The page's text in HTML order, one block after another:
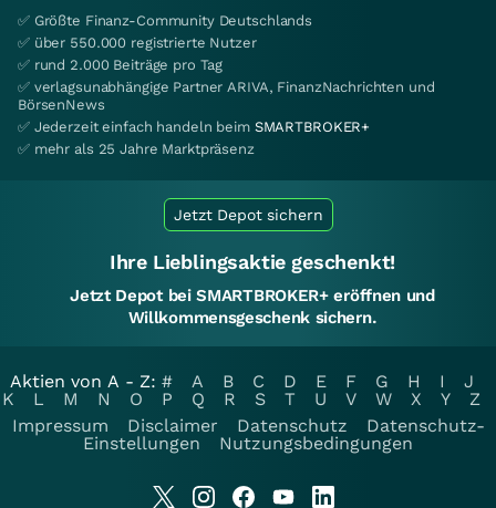
✅ Größte Finanz-Community Deutschlands
✅ über 550.000 registrierte Nutzer
✅ rund 2.000 Beiträge pro Tag
✅ verlagsunabhängige Partner ARIVA, FinanzNachrichten und
BörsenNews
✅ Jederzeit einfach handeln beim SMARTBROKER+
✅ mehr als 25 Jahre Marktpräsenz
Jetzt Depot sichern
Ihre Lieblingsaktie geschenkt!
Jetzt Depot bei SMARTBROKER+ eröffnen und
Willkommensgeschenk sichern.
Aktien von A - Z: # A B C D E F G H I
J
K
L M N O P Q R S T U V W X Y
Z
Impressum
Disclaimer Datenschutz
Datenschutz-
Einstellungen
Nutzungsbedingungen